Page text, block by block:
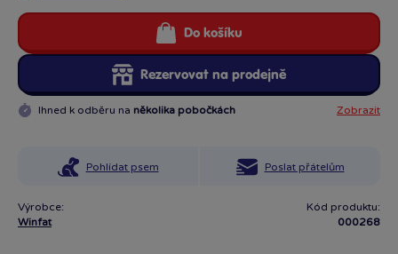
Rezervovat na prodejně
Do košíku
Ihned k odběru na několika pobočkách Zobrazit
Pohlídat psem Poslat přátelům
Výrobce:
Winfat
Kód produktu:
000268